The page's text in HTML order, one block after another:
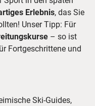
Erlebnis, das Sie
Unser Tipp: Für
– so ist
Fortgeschrittene und
Ski-Guides,